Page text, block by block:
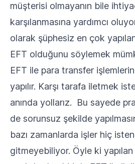
müşterisi olmayanın bile
karşılanmasına yardımcı
olarak şüphesiz en çok
EFT olduğunu söylemek
EFT ile para transfer
yapılır. Karşı tarafa iletmek
anında yollarız. Bu sayede
de sorunsuz şekilde
bazı zamanlarda işler hiç
gitmeyebiliyor. Öyle ki